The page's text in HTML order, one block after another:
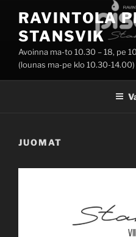
sisältöönRAVINTOLA
STANSVIK
Avoinna ma-to 10.30 – 18, pe
(lounas ma-pe klo 10.30-14.00)
JUOMAT